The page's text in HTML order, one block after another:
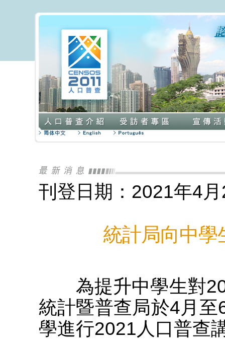
刊登日期：2021年4
統計局向中學
為提升中學生對
統計暨普查局於4月
學進行2021人口普查